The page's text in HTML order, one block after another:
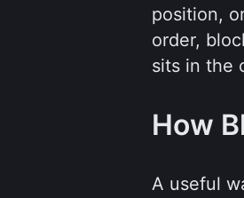
position,
order,
sits in the
How
A useful